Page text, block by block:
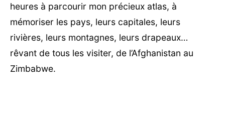
heures à parcourir mon précieux atlas, à
mémoriser les pays, leurs capitales, leurs
rivières, leurs montagnes, leurs drapeaux…
rêvant de tous les visiter, de l’Afghanistan au
Zimbabwe.